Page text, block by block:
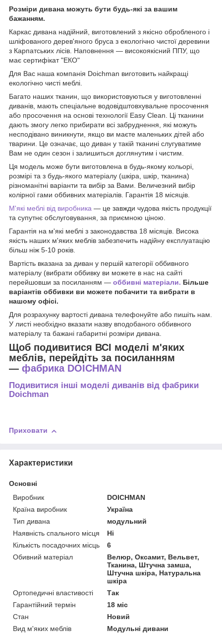
Розміри дивана можуть бути будь-які за вашим
бажанням.
Каркас дивана надійний, виготовлений з якісно обробленого і
шліфованого дерев'яного бруса з екологічно чистої деревини
з Карпатських лісів. Наповнення — високоякісний ППУ, що
має сертифікат "ЕКО"
Для Вас наша компанія Doichman виготовить найкращі
екологічно чисті меблі.
Багато наших тканин, що використовуються у виготовленні
диванів, мають спеціальне водовідштовхувальне просочення
або просочення на основі технології Easy Clean. Ці тканини
дають змогу легко прибирати всі забруднення, які можуть
несподівано виникнути, якщо ви маєте маленьких дітей або
тварини. Це означає, що диван у такій тканині слугуватиме
Вам не один сезон і залишиться доглянутим і чистим.
Ця модель може бути виготовлена в будь-якому кольорі,
розмірі та з будь-якого матеріалу (шкіра, шкір, тканина)
різноманітні варіанти та вибір за Вами. Величезний вибір
колірної гами оббивних матеріалів. Гарантія 18 місяців.
М'які меблі від виробника — це завжди чудова якість продукції
та супутнє обслуговування, за приємною ціною.
Гарантія на м'які меблі з законодавства 18 місяців. Висока
якість наших м'яких меблів забезпечить надійну експлуатацію
більш ніж 5-10 років.
Вартість вказана за диван у першій категорії оббивного
матеріалу (вибрати оббивку ви можете в нас на сайті
перейшовши за посиланням — оббивні матеріали. Більше
варіантів оббивки ви можете побачити та вибрати в
нашому офісі.
Для розрахунку вартості дивана телефонуйте або пишіть нам.
У листі необхідно вказати назву вподобаного оббивного
матеріалу та бажані габаритні розміри дивана.
Щоб подивитися ВСІ моделі м'яких
меблів, перейдіть за посиланням
— фабрика DOICHMAN
Подивитися інші моделі диванів від фабрики
Doichman
Приховати
Характеристики
Основні
Виробник
DOICHMAN
Країна виробник
Україна
Тип дивана
модульний
Наявність спального місця
Ні
Кількість посадочних місць
6
Обивний матеріал
Велюр, Оксамит, Вельвет,
Тканина, Штучна замша,
Штучна шкіра, Натуральна
шкіра
Ортопедичні властивості
Так
Гарантійний термін
18 міс
Стан
Новий
Вид м'яких меблів
Модульні дивани